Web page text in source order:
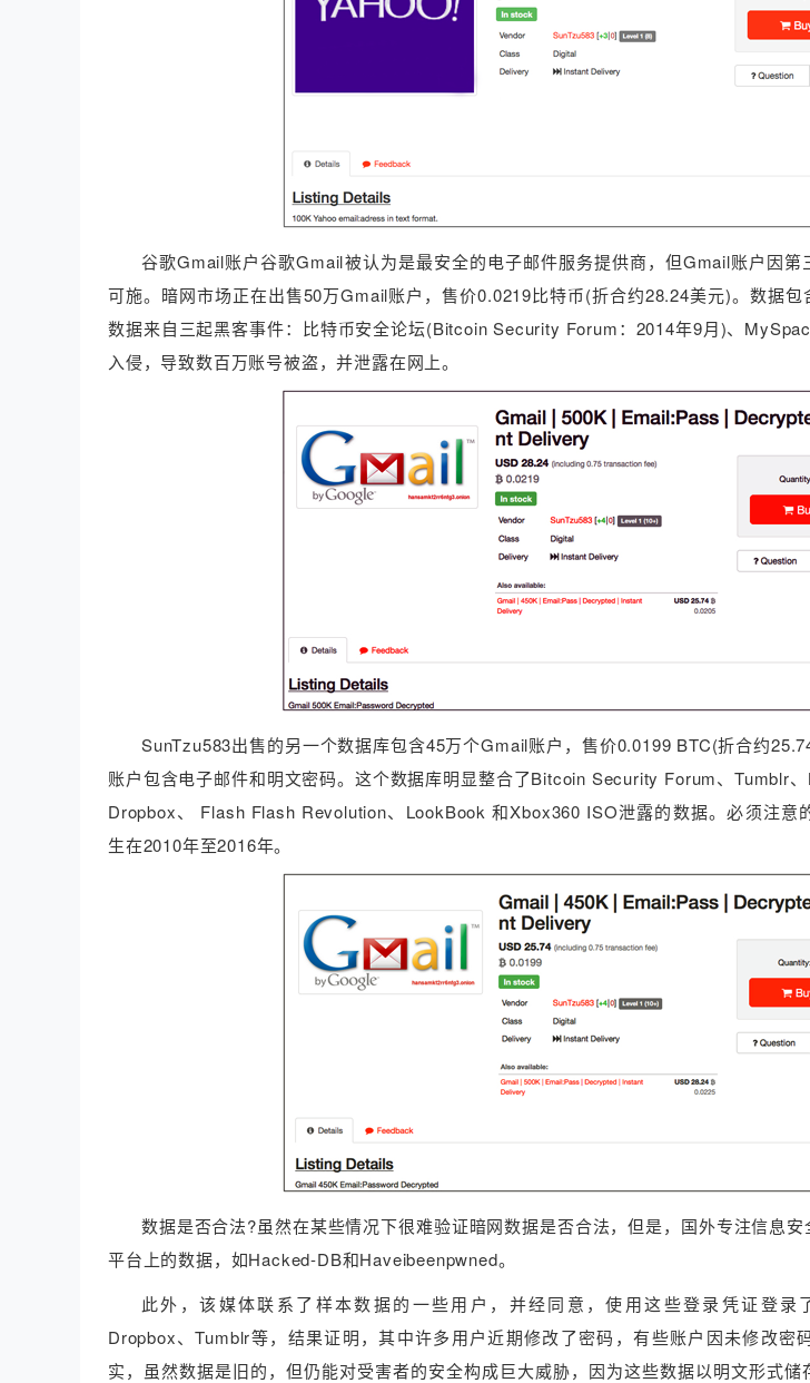
谷歌Gmail账户谷歌Gmail被认为是最安全的电子邮件服务提供商，但Gmail账户因
可施。暗网市场正在出售50万Gmail账户，售价0.0219比特币(折合约28.24美元)。数据包
数据来自三起黑客事件：比特币安全论坛(Bitcoin Security Forum：2014年9月)、
入侵，导致数百万账号被盗，并泄露在网上。
SunTzu583出售的另一个数据库包含45万个Gmail账户，售价0.0199 BTC(折合约
账户包含电子邮件和明文密码。这个数据库明显整合了Bitcoin Security Forum、Tumblr
Dropbox、 Flash Flash Revolution、LookBook 和Xbox360 ISO泄露的数据。必须注意
生在2010年至2016年。
数据是否合法?虽然在某些情况下很难验证暗网数据是否合法，但是，国外专注信息
平台上的数据，如Hacked-DB和Haveibeenpwned。
此外，该媒体联系了样本数据的一些用户，并经同意，使用这些登录凭证登录
Dropbox、Tumblr等，结果证明，其中许多用户近期修改了密码，有些账户因未修改密
实，虽然数据是旧的，但仍能对受害者的安全构成巨大威胁，因为这些数据以明文形式